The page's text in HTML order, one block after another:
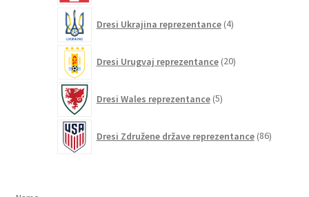
Dresi Ukrajina reprezentance 4izdelki
Dresi Urugvaj reprezentance 20izdelkov
Dresi Wales reprezentance 5izdelkov
Dresi Združene države reprezentance 86izdelkov